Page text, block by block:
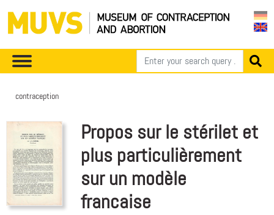
contraception
Propos sur le stérilet et
plus particulièrement
sur un modèle
francaise